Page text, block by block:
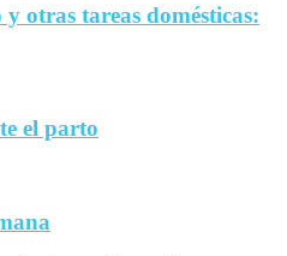
otras tareas domésticas:
el parto